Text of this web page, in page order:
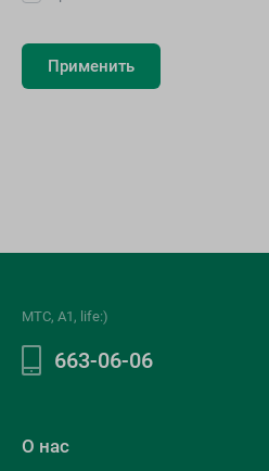
МТС, A1, life:)
663-06-06
О нас